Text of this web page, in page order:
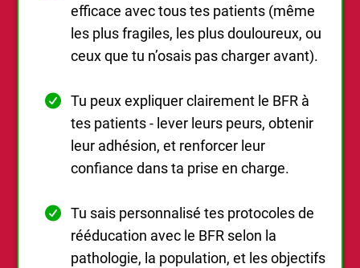
efficace avec tous tes patients (même
les plus fragiles, les plus douloureux, ou
ceux que tu n’osais pas charger avant).
Tu peux expliquer clairement le BFR à
tes patients - lever leurs peurs, obtenir
leur adhésion, et renforcer leur
confiance dans ta prise en charge.
Tu sais personnalisé tes protocoles de
rééducation avec le BFR selon la
pathologie, la population, et les objectifs